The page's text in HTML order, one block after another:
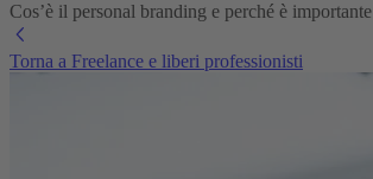
Cos’è il personal branding e perché è importante
Torna a Freelance e liberi professionisti